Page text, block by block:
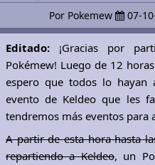
Por Pokemew 07-
Editado: ¡Gracias por
Pokémew! Luego de 12
espero que todos lo hayan
evento de Keldeo que les
tendremos más eventos para
A partir de esta hora hasta
repartiendo a Keldeo, un